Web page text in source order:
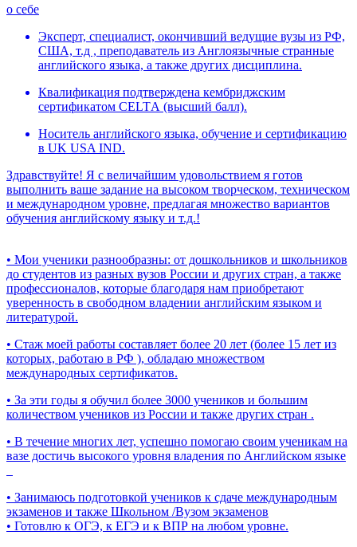
о себе
Эксперт, специалист, окончивший ведущие вузы из РФ,
США, т.д , преподаватель из Англоязычные странные
английского языка, а также других дисциплина.
Квалификaция подтверждена кембриджским
сертификатом CЕLTА (высший балл).
Носитель английского языка, обучение и сертификацию
в UK USA IND.
Здравствуйте! Я c величайшим удовольствием я готов
выполнить ваше задание на высоком творческом, техническом
и международном уровне, предлагая множество вариантов
обучения английскому языку и т.д.!
• Мои ученики разнообразны: от дошкольников и школьников
до студентов из разных вузов России и других стран, а также
профессионалов, которые благодаря нам приобретают
уверенность в свободном владении английским языком и
литературой.
• Стаж моей работы составляет более 20 лет (более 15 лет из
которых, работаю в РФ ), обладаю множеством
международных сертификатов.
• За эти годы я обучил более 3000 учеников и большим
количеством учеников из России и также других стран .
• В течение многих лет, успешно помогаю своим ученикам на
вазе достичь высокого уровня владения по Английском языке
• Занимаюсь подготовкой учеников к сдаче международным
экзаменов и также Школьном /Вузом экзаменов
• Готовлю к ОГЭ, к ЕГЭ и к ВПР на любом уровне.